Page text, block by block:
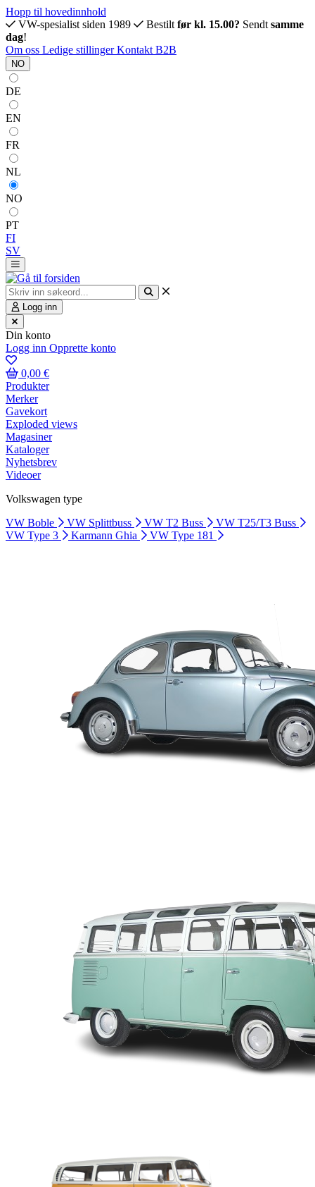
Hopp til hovedinnhold
VW-spesialist siden 1989
Bestilt før kl. 15.00? Sendt samme
dag!
Om oss Ledige stillingerKontakt B2B
NO
DE
EN
FR
NL
NO
PT
FI
SV
Logg inn
Din konto
Logg inn Opprette konto
0,00 €
Produkter
Merker
Gavekort
Exploded views
Magasiner
Kataloger
Nyhetsbrev
Videoer
Volkswagen type
VW Boble
VW Splittbuss VW T2 Buss
VW T25/T3 Buss
VW Type 3
Karmann Ghia VW Type 181